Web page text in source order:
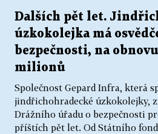
Dalších pět let.
úzkokolejka má
bezpečnosti, na
milionů
Společnost Gepard Infra, která
jindřichohradecké úzkokolejky,
Drážního úřadu o bezpečnosti
příštích pět let. Od Státního